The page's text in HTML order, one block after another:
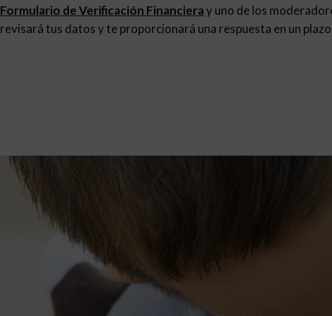
Formulario de Verificación Financieray uno de los
revisará tus datos y te proporcionará una respuesta en un